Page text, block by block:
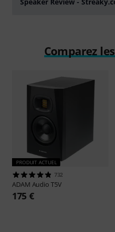
Comparez
PRODUIT ACTUEL
732
ADAM Audio T5V
175 €